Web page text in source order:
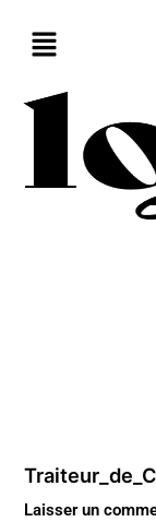
Laisser un